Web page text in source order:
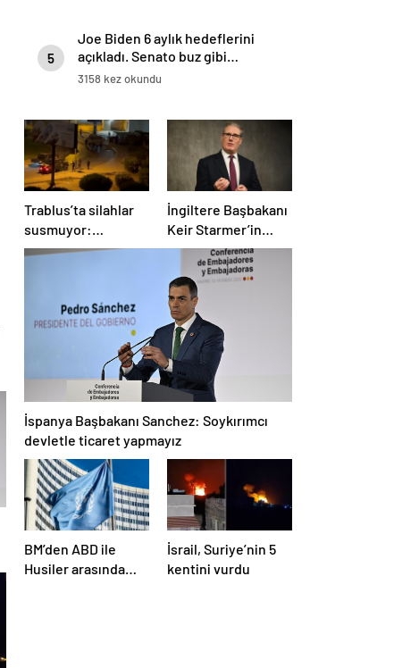
5
Joe Biden 6 aylık hedeflerini
açıkladı. Senato buz gibi…
3158 kez okundu
Trablus’ta silahlar
susmuyor:
Çatışmalar
İngiltere Başbakanı
Keir Starmer’in
evinde yangın çıktı
İspanya Başbakanı Sanchez: Soykırımcı
devletle ticaret yapmayız
BM’den ABD ile
Husiler arasında
İsrail, Suriye’nin 5
kentini vurdu